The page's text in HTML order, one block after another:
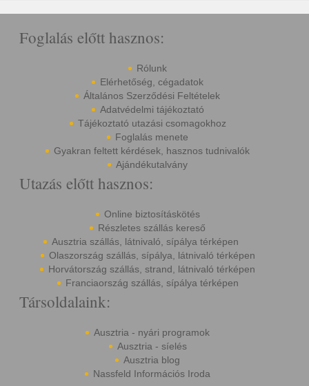
Foglalás előtt hasznos:
Rólunk
Elérhetőség, cégadatok
Általános Szerződési Feltételek
Adatvédelmi tájékoztató
Tájékoztató utazási csomagokhoz
Foglalás menete
Gyakran feltett kérdések, hasznos tudnivalók
Ajándékutalvány
Utazás előtt hasznos:
Online biztosításkötés
Részletes szállás kereső
Ausztria szállás, látnivaló, sípálya térképen
Olaszország szállás, sípálya, látnivaló térképen
Horvátország szállás, strand, látnivaló térképen
Franciaország szállás, sípálya térképen
Társoldalaink:
Ausztria - nyári programok
Ausztria - síelés
Ausztria blog
Nassfeld Információs Iroda